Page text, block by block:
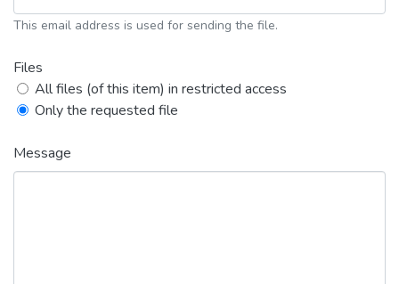
This email address is used for sending the file.
Files
All files (of this item) in restricted access
Only the requested file
Message